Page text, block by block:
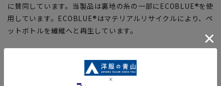
に賛同しています。当製品は裏地の糸の一部にECOBLUE®を使
用しています。ECOBLUE®はマテリアルリサイクルにより、ペ
ットボトルを繊維へと再生しています。
■こちらの商品はご購入時またはご購入後の裾上げが必要な商